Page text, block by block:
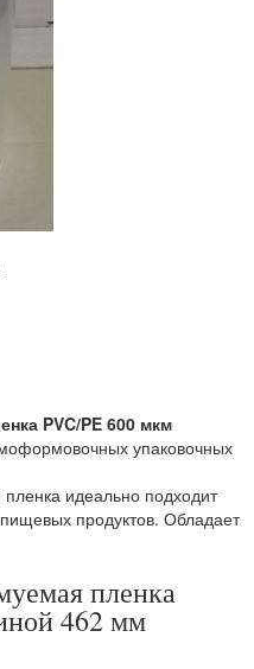
PVC/PE 600 мкм
упаковочных
идеально подходит
продуктов. Обладает
пленка
462 мм